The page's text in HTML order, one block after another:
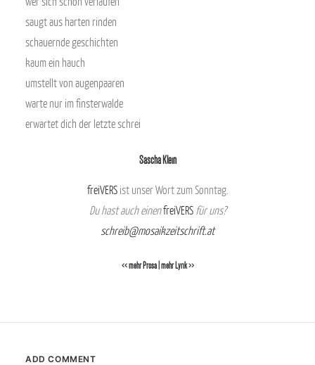
saugt aus harten rinden
schauernde geschichten
kaum ein hauch
umstellt von augenpaaren
warte nur im finsterwalde
erwartet dich der letzte schrei
Sascha Klein
freiVERSist unser Wort zum Sonntag.
Du hast auch einenfreiVERSfür uns?
schreib@mosaikzeitschrift.at
<< mehr Prosa| mehr Lyrik >>
ADD COMMENT